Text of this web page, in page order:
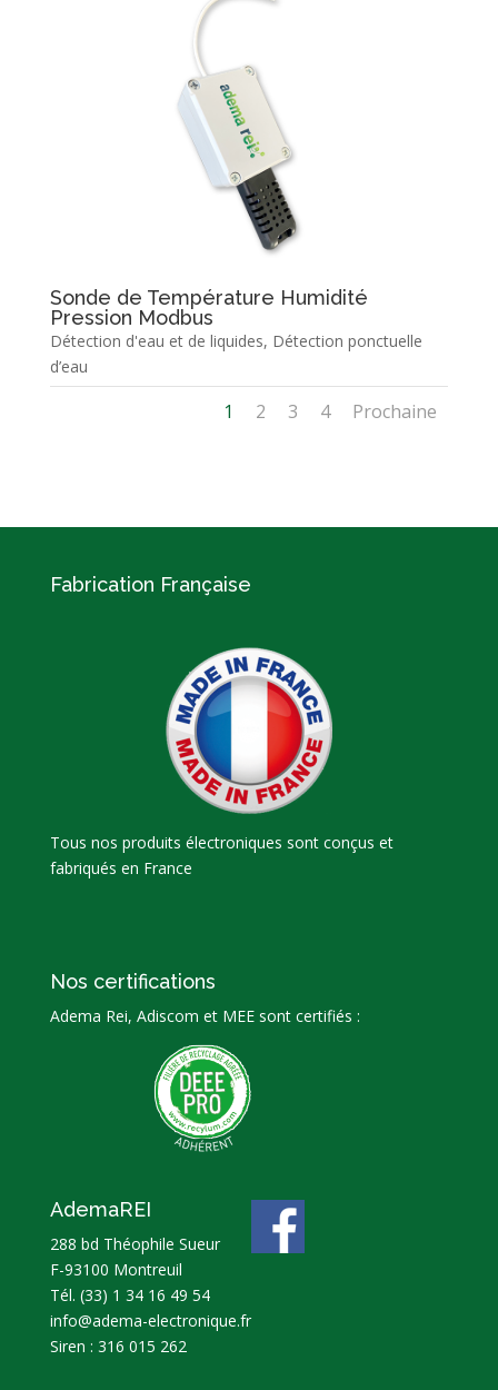
Sonde de Température Humidité
Pression Modbus
Détection d'eau et de liquides, Détection ponctuelle
d’eau
1 2 3 4 Prochaine
Fabrication Française
Tous nos produits électroniques sont conçus et
fabriqués en France
Nos certifications
Adema Rei, Adiscom et MEE sont certifiés :
AdemaREI
288 bd Théophile Sueur
F-93100 Montreuil
Tél. (33) 1 34 16 49 54
info@adema-electronique.fr
Siren : 316 015 262